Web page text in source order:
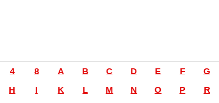
4 8 A B C D E F
G
H
I K L M N O P
R